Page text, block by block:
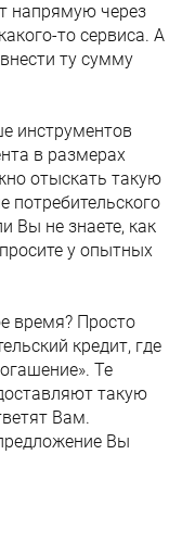
напрямую через
то сервиса. А
ту сумму
инструментов
в размерах
отыскать такую
потребительского
Вы не знаете, как
у опытных
время? Просто
кредит, где
Те
такую
Вам.
Вы